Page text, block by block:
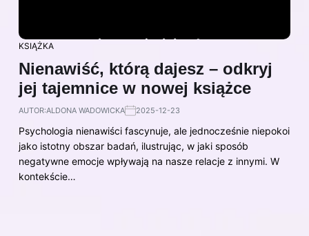
KSIĄŻKA
Nienawiść, którą dajesz – odkryj
jej tajemnice w nowej książce
AUTOR:ALDONA WADOWICKA 2025-12-23
Psychologia nienawiści fascynuje, ale jednocześnie niepokoi
jako istotny obszar badań, ilustrując, w jaki sposób
negatywne emocje wpływają na nasze relacje z innymi. W
kontekście…